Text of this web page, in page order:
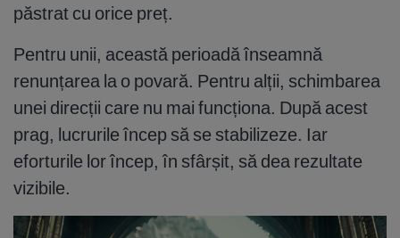
păstrat cu orice preț.
Pentru unii, această perioadă înseamnă
renunțarea la o povară. Pentru alții, schimbarea
unei direcții care nu mai funcționa. După acest
prag, lucrurile încep să se stabilizeze. Iar
eforturile lor încep, în sfârșit, să dea rezultate
vizibile.